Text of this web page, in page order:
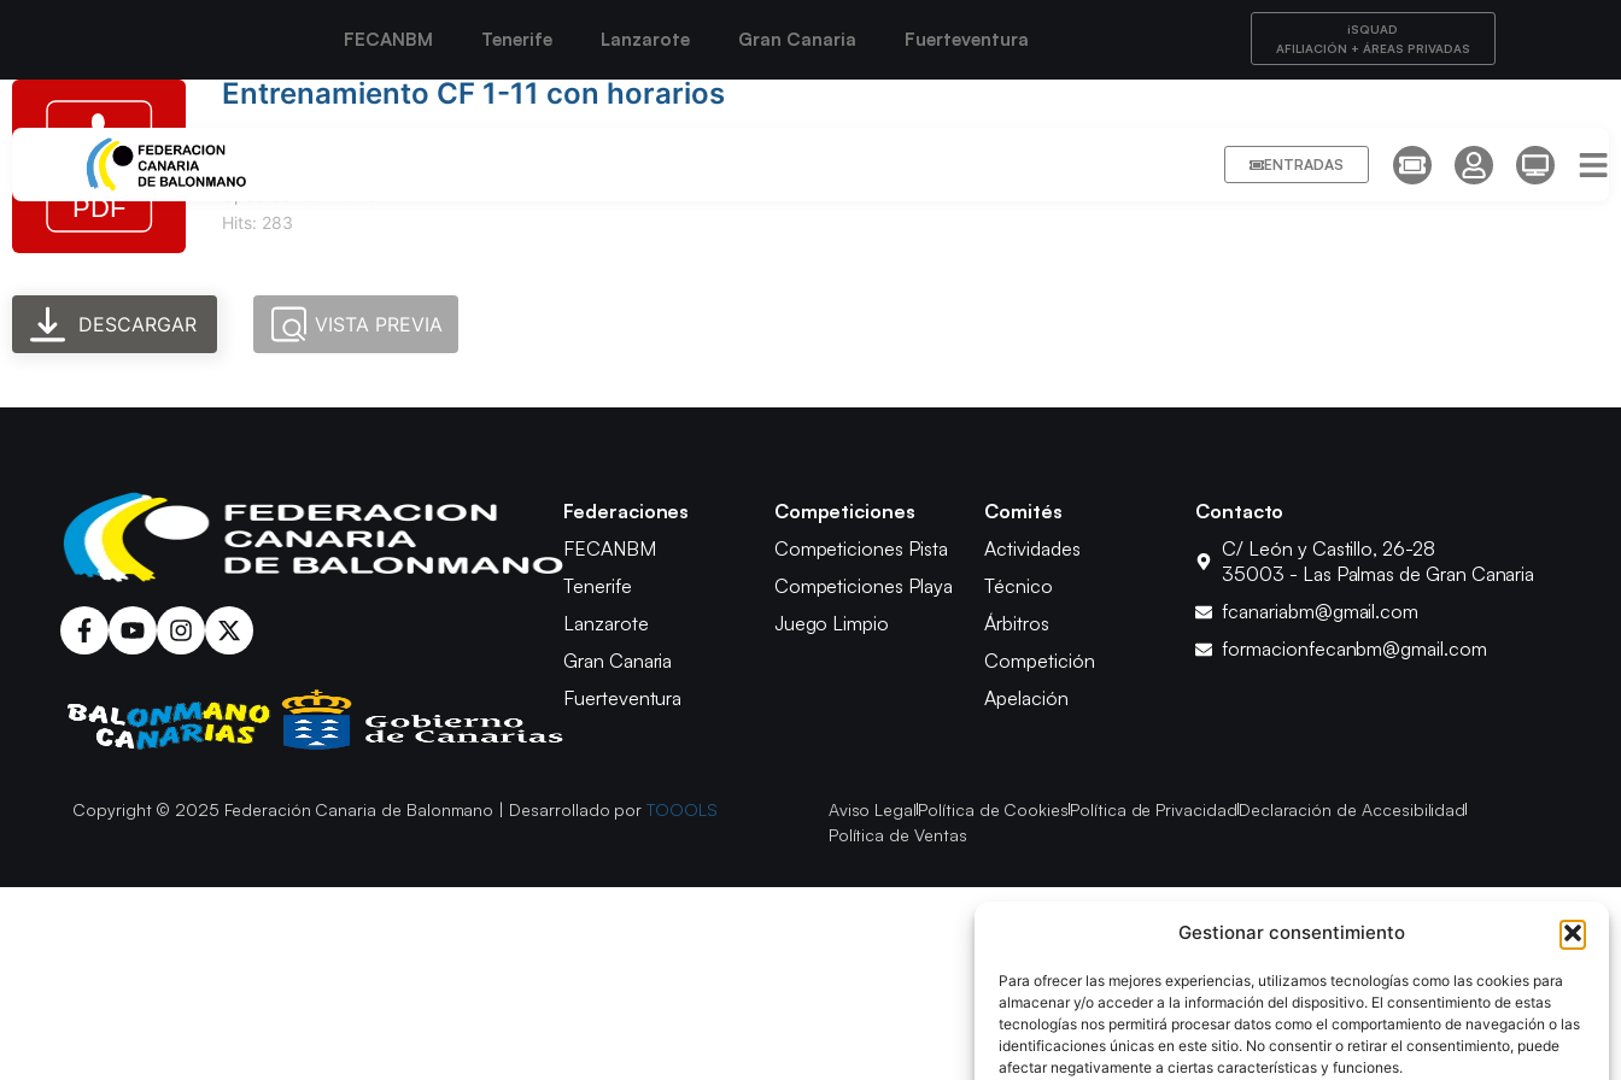
Gestionar consentimiento
Para ofrecer las mejores experiencias, utilizamos tecnologías como las cookies para
almacenar y/o acceder a la información del dispositivo. El consentimiento de estas
tecnologías nos permitirá procesar datos como el comportamiento de navegación o las
identificaciones únicas en este sitio. No consentir o retirar el consentimiento, puede
afectar negativamente a ciertas características y funciones.
FECANBM Tenerife Lanzarote Gran Canaria Fuerteventura
iSQUAD
AFILIACIÓN + ÁREAS PRIVADAS
ENTRADAS
Entrenamiento CF 1-11 con horarios
Hits: 283
DESCARGAR VISTA PREVIA
Federaciones
FECANBM
Tenerife
Lanzarote
Gran Canaria
Fuerteventura
Competiciones
Competiciones Pista
Competiciones Playa
Juego Limpio
Comités
Actividades
Técnico
Árbitros
Competición
Apelación
Contacto
C/ León y Castillo, 26-28
35003 - Las Palmas de Gran Canaria
fcanariabm@gmail.com
formacionfecanbm@gmail.com
Copyright © 2025 Federación Canaria de Balonmano | Desarrollado porTOOOLS Aviso LegalPolítica de CookiesPolítica de PrivacidadDeclaración de Accesibilidad
Política de Ventas